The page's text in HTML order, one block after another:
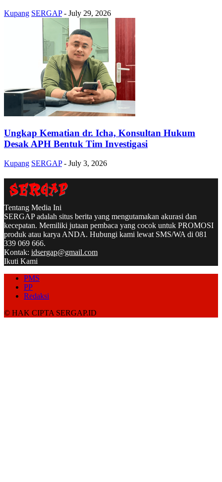
Kupang SERGAP - July 29, 2026
Ungkap Kematian dr. Icha, Konsultan Hukum
Desak APH Bentuk Tim Investigasi
Kupang SERGAP - July 3, 2026
Tentang Media Ini
SERGAP adalah situs berita yang mengutamakan akurasi dan
kecepatan. Memiliki jutaan pembaca yang cocok untuk PROMOSI
produk atau karya ANDA. Hubungi kami lewat SMS/WA di 081
339 069 666.
Kontak: idsergap@gmail.com
Ikuti Kami
PMS
PP
Redaksi
© HAK CIPTA SERGAP.ID